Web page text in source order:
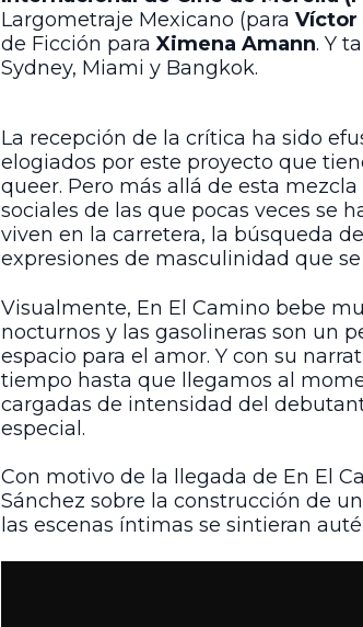
Largometraje Mexicano (para Víctor
de Ficción paraXimena Amann. Y
Sydney, Miami y Bangkok.
La recepción de la crítica ha sido
elogiados por este proyecto que
queer. Pero más allá de esta
sociales de las que pocas veces se
viven en la carretera, la búsqueda
expresiones de masculinidad que
Visualmente, En El Camino bebe
nocturnos y las gasolineras son un
espacio para el amor. Y con su
tiempo hasta que llegamos al
cargadas de intensidad del
especial.
Con motivo de la llegada de En El
Sánchez sobre la construcción de
las escenas íntimas se sintieran